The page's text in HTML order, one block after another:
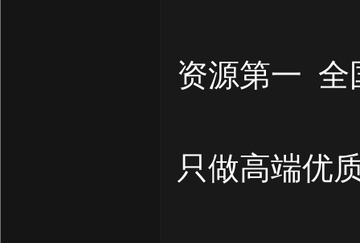
资源第一
只做高端优